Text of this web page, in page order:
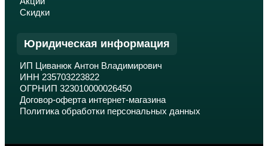
Скидки
Юридическая информация
ИП Циванюк Антон Владимирович
ИНН 235703223822
ОГРНИП 323010000026450
Договор-оферта интернет-магазина
Политика обработки персональных данных